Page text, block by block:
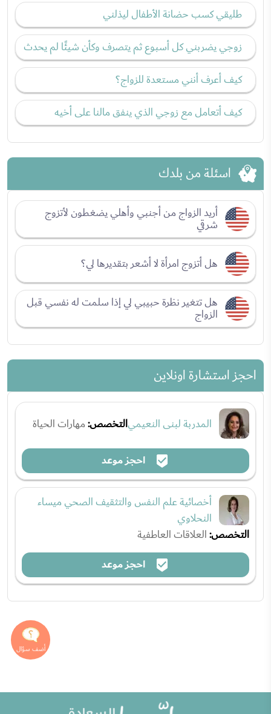
طليقي كسب حضانة الأطفال ليذلني
زوجي يضربني كل أسبوع ثم يتصرف وكأن شيئًا لم يحدث
كيف أعرف أنني مستعدة للزواج؟
كيف أتعامل مع زوجي الذي ينفق مالنا على أخيه
اسئلة من بلدك
أريد الزواج من أجنبي وأهلي يضغطون لأتزوج
شرقي
هل أتزوج امرأة لا أشعر بتقديرها لي؟
هل تتغير نظرة حبيبي لي إذا سلمت له نفسي قبل
الزواج
احجز استشارة اونلاين
المدربة لبنى النعيميالتخصص:مهارات الحياة
احجز موعد
أخصائية علم النفس والتثقيف الصحي ميساء
النحلاوي
التخصص:العلاقات العاطفية
احجز موعد